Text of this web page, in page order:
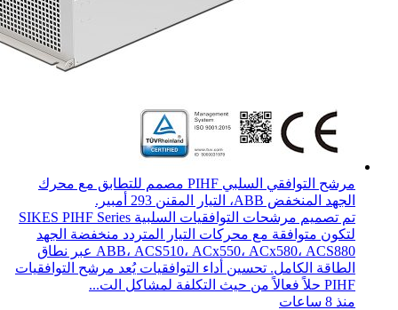
مرشح التوافقي السلبي PIHF مصمم للتطابق مع محرك
الجهد المنخفض ABB، التيار المقنن 293 أمبير.
تم تصميم مرشحات التوافقيات السلبية SIKES PIHF Series
لتكون متوافقة مع محركات التيار المتردد منخفضة الجهد
ABB، ACS510، ACx550، ACx580، ACS880 عبر نطاق
الطاقة الكامل. تحسين أداء التوافقيات يُعد مرشح التوافقيات
PIHF حلاً فعالاً من حيث التكلفة لمشاكل الت...
منذ 8 ساعات